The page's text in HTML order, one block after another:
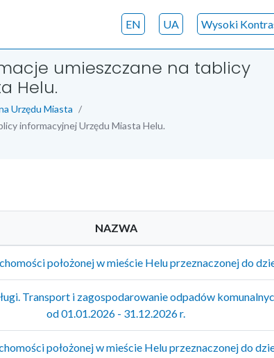
Wysoki
UA
EN
umieszczane na tablicy
Helu.
Urzędu Miasta
informacyjnej Urzędu Miasta Helu.
NAZWA
położonej w mieście Helu przeznaczonej do
Transport i zagospodarowanie odpadów
od 01.01.2026 - 31.12.2026 r.
położonej w mieście Helu przeznaczonej do